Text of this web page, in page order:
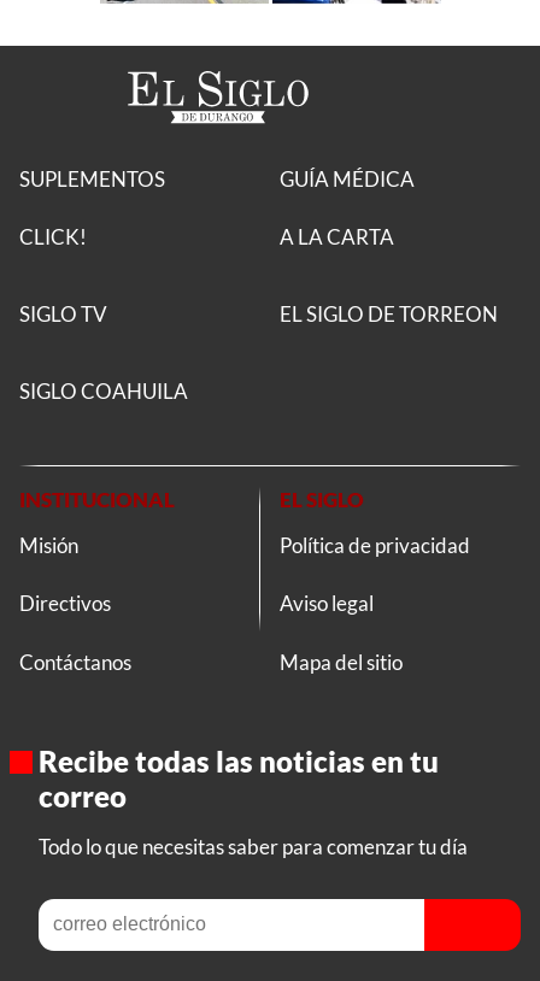
SUPLEMENTOS
CLICK!
GUÍA MÉDICA
A LA CARTA
SIGLO TV EL SIGLO DE TORREON
SIGLO COAHUILA
INSTITUCIONAL
Misión
Directivos
Contáctanos
EL SIGLO
Política de privacidad
Aviso legal
Mapa del sitio
Recibe todas las noticias en tu
correo
Todo lo que necesitas saber para comenzar tu día